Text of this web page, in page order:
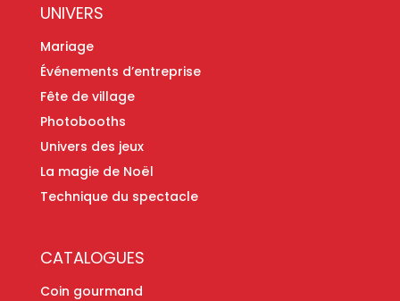
UNIVERS
Mariage
Événements d’entreprise
Fête de village
Photobooths
Univers des jeux
La magie de Noël
Technique du spectacle
CATALOGUES
Coin gourmand